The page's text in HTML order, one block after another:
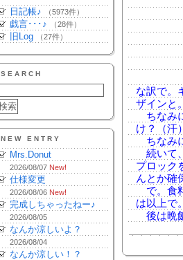
日記帳♪ （5973件）
戯言･･･♪ （28件）
旧Log （27件）
SEARCH
NEW ENTRY
Mrs.Donut
2026/08/07 New!
仕様変更
2026/08/06 New!
完成しちゃったねー♪
2026/08/05
なんか涼しいよ？
2026/08/04
なんか涼しい！？
な訳で。
ザインと
ちなみ
け？（汗
ちなみ
続いて
プロック
んとか確
で。食
は以上で
後は晩